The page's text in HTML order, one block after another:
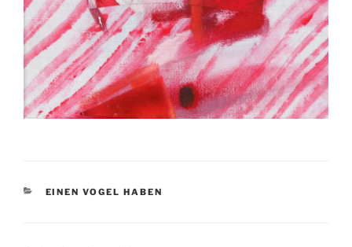
KATEGORIEN
EINEN VOGEL HABEN